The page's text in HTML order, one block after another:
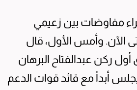
مفاوضات بين زعيمي
الآن. وأمس الأول، قال
أول ركن عبدالفتاح البرهان
أبداً مع قائد قوات الدعم